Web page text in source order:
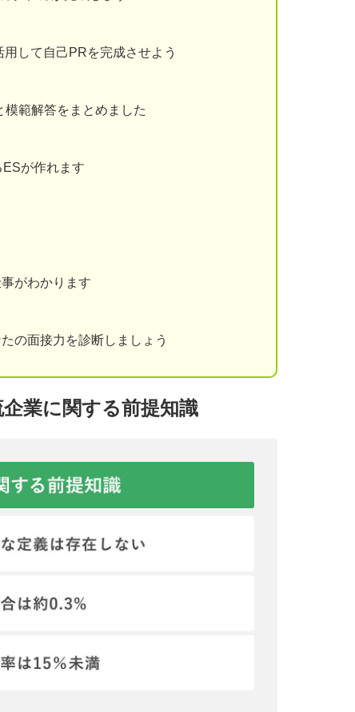
して自己PRを完成させよう
模範解答をまとめました
が作れます
がわかります
の面接力を診断しましょう
業に関する前提知識